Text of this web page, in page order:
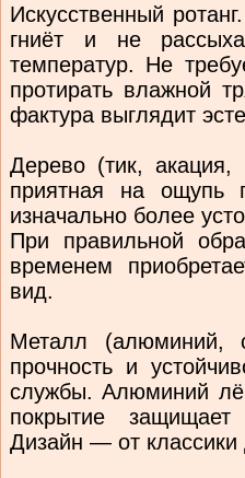
Искусственный
гниёт и не
температур. Не
протирать влажной
фактура выглядит
Дерево (тик, акация,
приятная на ощупь
изначально более
При правильной
временем
вид.
Металл (алюминий,
прочность и
службы. Алюминий
покрытие
Дизайн — от